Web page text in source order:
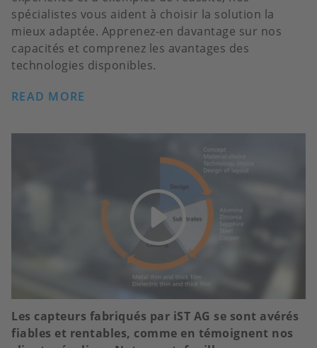
spécialistes vous aident à choisir la solution la
mieux adaptée. Apprenez-en davantage sur nos
capacités et comprenez les avantages des
technologies disponibles.
READ MORE
Les capteurs fabriqués par iST AG se sont avérés
fiables et rentables, comme en témoignent nos